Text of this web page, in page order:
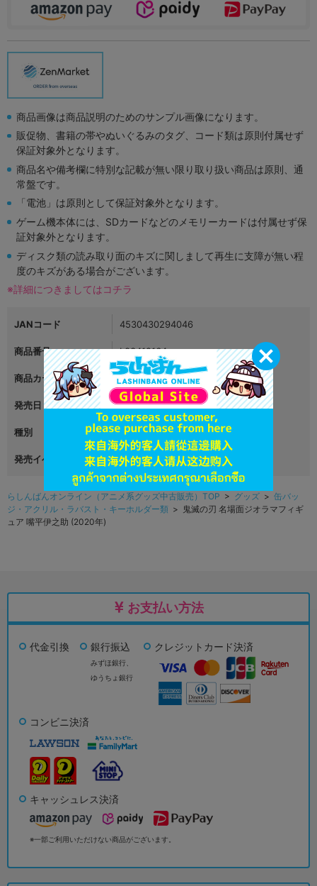
商品画像は商品説明のためのサンプル画像になります。
販促物、書籍の帯やぬいぐるみのタグ、コード類は原則付属せず
保証対象外となります。
商品名や備考欄に特別な記載が無い限り取り扱い商品は原則、通
常盤です。
「電池」は原則として保証対象外となります。
ゲーム機本体には、SDカードなどのメモリーカードは付属せず保
証対象外となります。
ディスク類の読み取り面のキズに関しまして再生に支障が無い程
度のキズがある場合がございます。
※詳細につきましてはコチラ
JANコード 4530430294046
商品番号 L03412164
商品カテゴリ グッズ
発売日 2020年05月11日
種別 アクリルフィギュア
発売イベント
らしんばんオンライン（アニメ系グッズ中古販売）TOP > グッズ > 缶バッ
ジ・アクリル・ラバスト・キーホルダー類 > 鬼滅の刃 名場面ジオラマフィギ
ュア 嘴平伊之助 (2020年)
お支払い方法
代金引換 銀行振込
みずほ銀行、
ゆうちょ銀行
クレジットカード決済
コンビニ決済
キャッシュレス決済
※一部ご利用いただけない商品がございます。